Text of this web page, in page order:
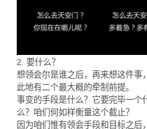
2. 要什么？
想领会尔是谁之后，再来想这件事
此地有二个最大概的牵制前提。
事变的手段是什么？它要完毕一个
么？咱们何如样衡量这个截止？
因为咱们惟有领会手段和目标之后